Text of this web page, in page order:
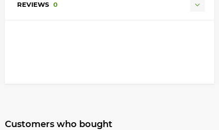
REVIEWS 0
Customers who bought